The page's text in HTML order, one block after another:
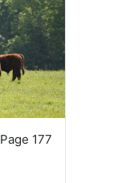
Page 177